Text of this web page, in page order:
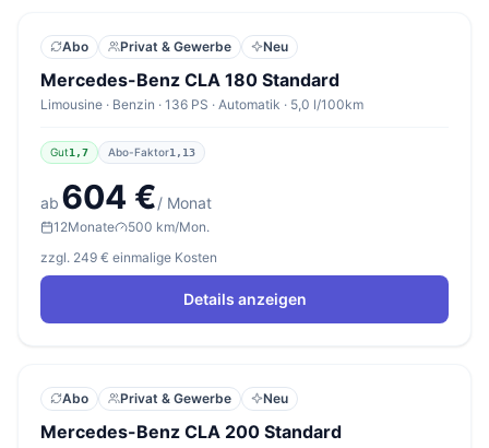
Abo Privat & Gewerbe Neu
Mercedes-Benz CLA 180 Standard
Limousine · Benzin · 136 PS · Automatik · 5,0 l/100km
Gut1,7 Abo-Faktor1,13
ab 604 €/ Monat
12Monate
500 km/Mon.
zzgl. 249 € einmalige Kosten
Details anzeigen
Abo Privat & Gewerbe Neu
Mercedes-Benz CLA 200 Standard